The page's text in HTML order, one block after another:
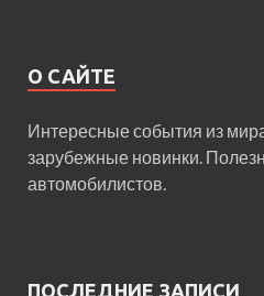
О САЙТЕ
Интересные события из
зарубежные новинки.
автомобилистов.
ПОСЛЕДНИЕ ЗАПИСИ